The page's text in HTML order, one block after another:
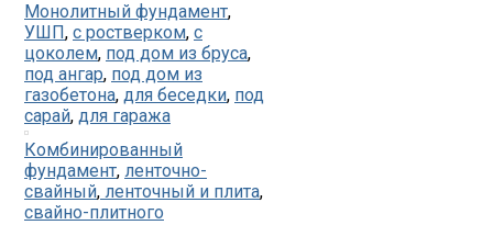
Монолитный фундамент,
УШП, с ростверком, с
цоколем, под дом из бруса,
под ангар, под дом из
газобетона, для беседки, под
сарай, для гаража
Комбинированный
фундамент, ленточно-
свайный, ленточный и плита,
свайно-плитного